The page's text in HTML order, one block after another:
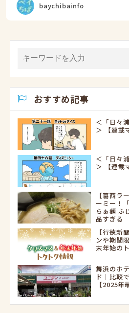
baychibainfo
おすすめ記事
＜「日々
＞ 【連載
＜「日々
＞ 【連載
【葛西ラ
ーミー！
らぁ麺 ふ
品すぎる
【行徳新
ンや期間
末年始の
舞浜のホ
ド｜比較
【2025年